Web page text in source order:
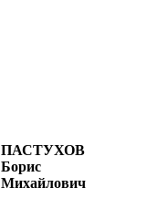
ПАСТУХОВ
Борис
Михайлович